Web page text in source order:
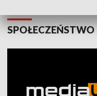
SPOŁECZEŃSTWO